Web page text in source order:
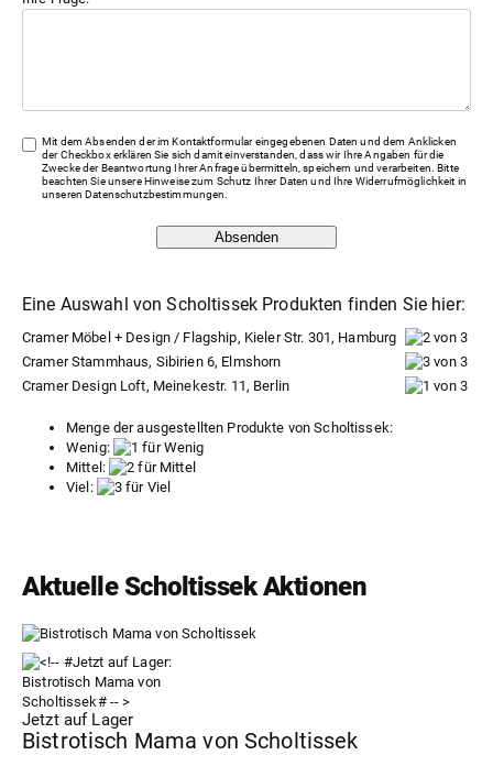
Mit dem Absenden der im Kontaktformular eingegebenen Daten und dem Anklicken
der Checkbox erklären Sie sich damit einverstanden, dass wir Ihre Angaben für die
Zwecke der Beantwortung Ihrer Anfrage übermitteln, speichern und verarbeiten. Bitte
beachten Sie unsere Hinweise zum Schutz Ihrer Daten und Ihre Widerrufmöglichkeit in
unserenDatenschutzbestimmungen
Absenden
Eine Auswahl von Scholtissek Produkten finden Sie hier:
Cramer Möbel + Design / Flagship, Kieler Str. 301, Hamburg
Cramer Stammhaus, Sibirien 6, Elmshorn
Cramer Design Loft, Meinekestr. 11, Berlin
Menge der ausgestellten Produkte von Scholtissek:
Wenig:
Mittel:
Viel:
Aktuelle Scholtissek Aktionen
Jetzt auf Lager
Bistrotisch Mama von Scholtissek